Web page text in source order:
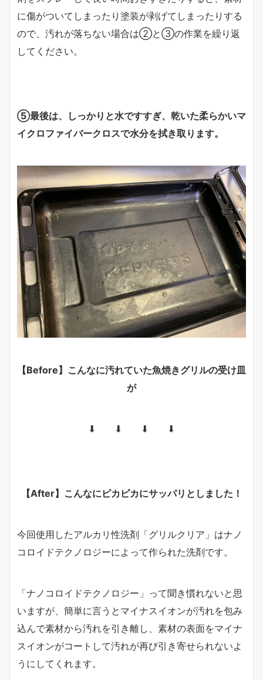
に傷がついてしまったり塗装が剥げてしまったりする
ので、汚れが落ちない場合は②と③の作業を繰り返
してください。
⑤最後は、しっかりと水ですすぎ、乾いた柔らかいマ
イクロファイバークロスで水分を拭き取ります。
【Before】こんなに汚れていた魚焼きグリルの受け皿
が
⬇︎ ⬇︎ ⬇︎ ⬇︎
【After】こんなにピカピカにサッパリとしました！
今回使用したアルカリ性洗剤「グリルクリア」はナノ
コロイドテクノロジーによって作られた洗剤です。
「ナノコロイドテクノロジー」って聞き慣れないと思
いますが、簡単に言うとマイナスイオンが汚れを包み
込んで素材から汚れを引き離し、素材の表面をマイナ
スイオンがコートして汚れが再び引き寄せられないよ
うにしてくれます。